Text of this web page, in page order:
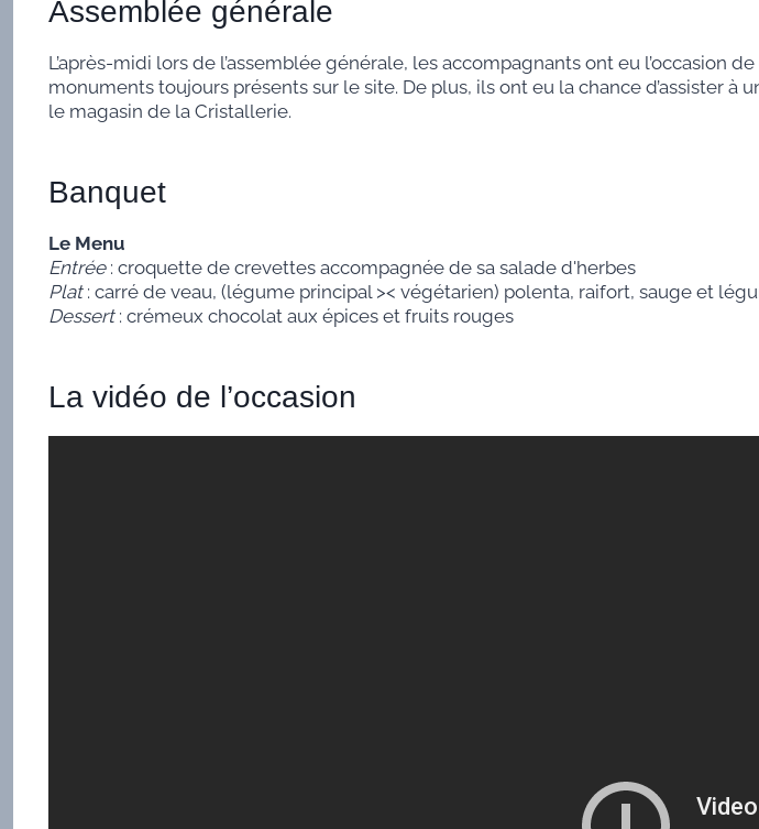
Assemblée générale
L’après-midi lors de l’assemblée générale, les accompagnants ont eu l’occasion
monuments toujours présents sur le site. De plus, ils ont eu la chance d’assister
le magasin de la Cristallerie.
Banquet
Le Menu
Entrée: croquette de crevettes accompagnée de sa salade d'herbes
Plat: carré de veau, (légume principal >< végétarien) polenta, raifort, sauge et
Dessert: crémeux chocolat aux épices et fruits rouges
La vidéo de l’occasion